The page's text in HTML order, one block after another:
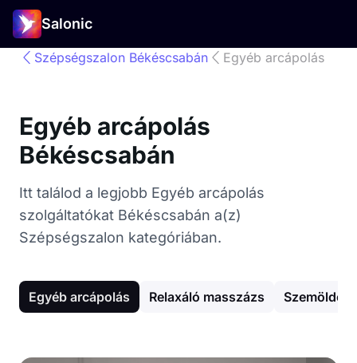
Salonic
Szépségszalon Békéscsabán Egyéb arcápolás
Egyéb arcápolás
Békéscsabán
Itt találod a legjobb Egyéb arcápolás
szolgáltatókat Békéscsabán a(z)
Szépségszalon kategóriában.
Egyéb arcápolás Relaxáló masszázs Szemöldök